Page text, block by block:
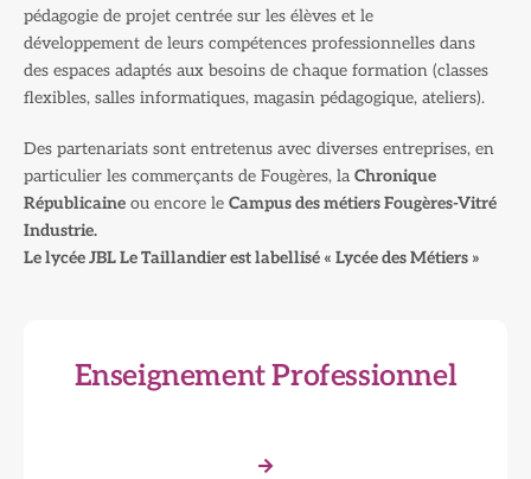
pédagogie de projet centrée sur les élèves et le
développement de leurs compétences professionnelles dans
des espaces adaptés aux besoins de chaque formation (classes
flexibles, salles informatiques, magasin pédagogique, ateliers).
Des partenariats sont entretenus avec diverses entreprises, en
particulier les commerçants de Fougères, la Chronique
Républicaine ou encore le Campus des métiers Fougères-Vitré
Industrie.
Le lycée JBL Le Taillandier est labellisé « Lycée des Métiers »
Enseignement Professionnel